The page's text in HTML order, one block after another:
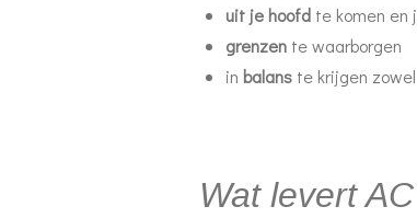
uit je hoofd te komen en
grenzen te waarborgen
in balans te krijgen zowel
Wat levert